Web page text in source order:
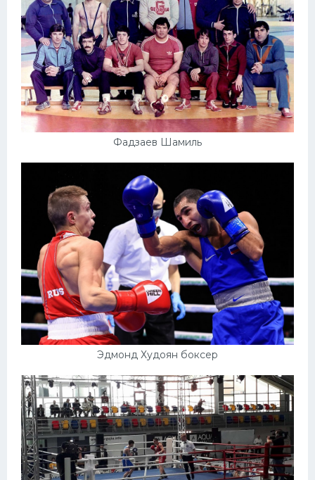
Фадзаев Шамиль
Эдмонд Худоян боксер